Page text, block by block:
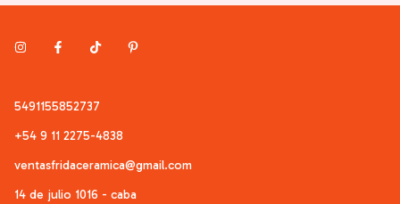
5491155852737
+54 9 11 2275-4838
ventasfridaceramica@gmail.com
14 de julio 1016 - caba